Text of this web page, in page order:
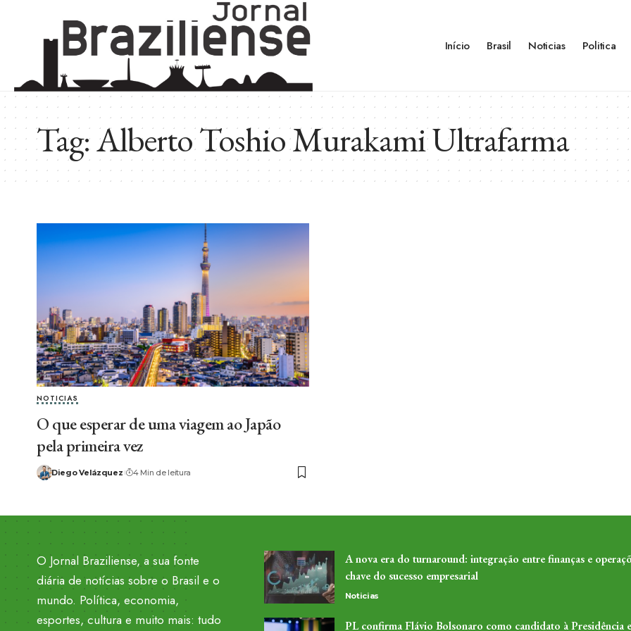
Início Brasil Noticias Politica
Tag:Alberto Toshio Murakami Ultrafarma
NOTICIAS
O que esperar de uma viagem ao Japão
pela primeira vez
Diego Velázquez 4 Min de leitura
O Jornal Braziliense, a sua fonte
diária de notícias sobre o Brasil e o
mundo. Política, economia,
esportes, cultura e muito mais: tudo
A nova era do turnaround: integração entre finanças e
chave do sucesso empresarial
Noticias
PL confirma Flávio Bolsonaro como candidato à Presidência